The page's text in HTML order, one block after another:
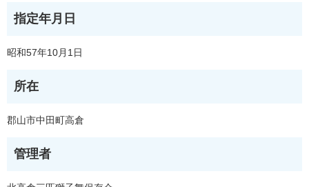
指定年月日
昭和57年10月1日
所在
郡山市中田町高倉
管理者